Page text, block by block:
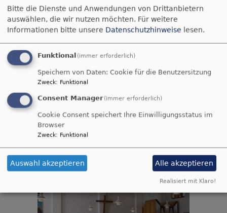
Bitte die Dienste und Anwendungen von Drittanbietern
auswählen, die wir nutzen möchten. Für weitere
Informationen bitte unsere Datenschutzhinweise lesen.
Funktional (immer erforderlich)
Speichern von Daten: Cookie für die Benutzersitzung
Zweck: Funktional
Consent Manager (immer erforderlich)
Cookie Consent speichert Ihre Einwilligungsstatus im
Browser
Zweck: Funktional
Auswahl akzeptieren Alle akzeptieren
Realisiert mit Klaro!